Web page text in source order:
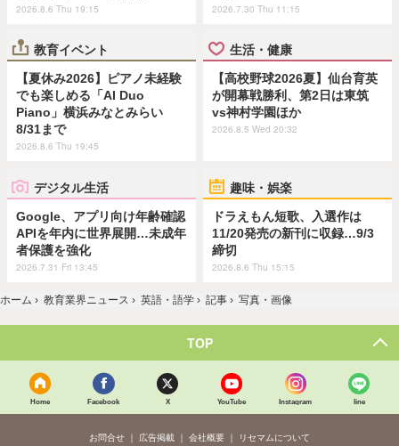
2026.8.6 Thu 19:15 2026.7.30 Thu 11:15
教育イベント
【夏休み2026】ピアノ未経験
でも楽しめる「AI Duo
Piano」横浜みなとみらい
8/31まで
2026.8.6 Thu 19:45
生活・健康
【高校野球2026夏】仙台育英
が開幕戦勝利、第2日は東筑
vs神村学園ほか
2026.8.5 Wed 20:32
デジタル生活
Google、アプリ向け年齢確認
APIを年内に世界展開…未成年
者保護を強化
2026.7.31 Fri 13:45
趣味・娯楽
ドラえもん短歌、入選作は
11/20発売の新刊に収録…9/3
締切
2026.8.6 Thu 15:15
ホーム › 教育業界ニュース › 英語・語学 › 記事 › 写真・画像
TOP
Home Facebook X YouTube Instagram line
お問合せ 広告掲載 会社概要 リセマムについて